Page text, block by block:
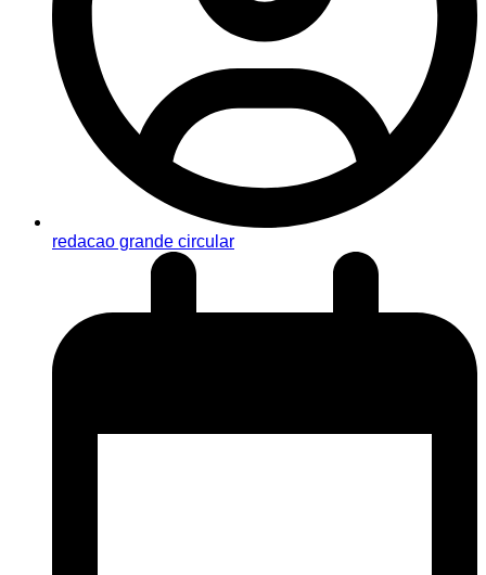
redacao grande circular